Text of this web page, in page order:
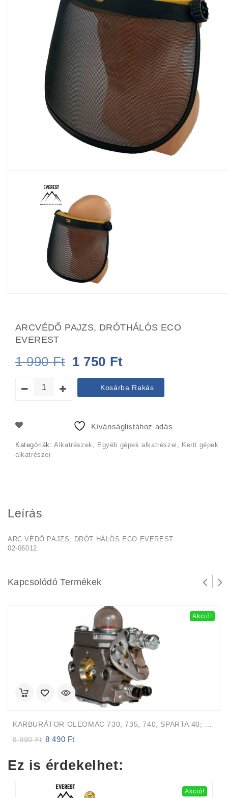
ARCVÉDŐ PAJZS, DRÓTHÁLÓS ECO
EVEREST
1 990Ft Original
price
was:
1
1 750 Ft
price
is:
Kosárba Rakás
Kívánságlistához adás
Kategóriák:Alkatrészek , Egyéb gépek alkatrészei , Kerti gépek
alkatrészei
Leírás
ARC VÉDŐ PAJZS, DRÓT HÁLÓS ECO EVEREST
02-06012
Kapcsolódó Termékek
Akció!
KARBURÁTOR OLEOMAC 730, 735, 740, SPARTA 40; EFCO 8300, 8350, 8400
8 990Ft Original
8
8 490 Ft
8
Ez is érdekelhet:
Akció!